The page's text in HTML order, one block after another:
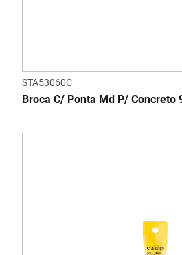
STA53060C
Broca C/ Ponta Md P/ Concreto